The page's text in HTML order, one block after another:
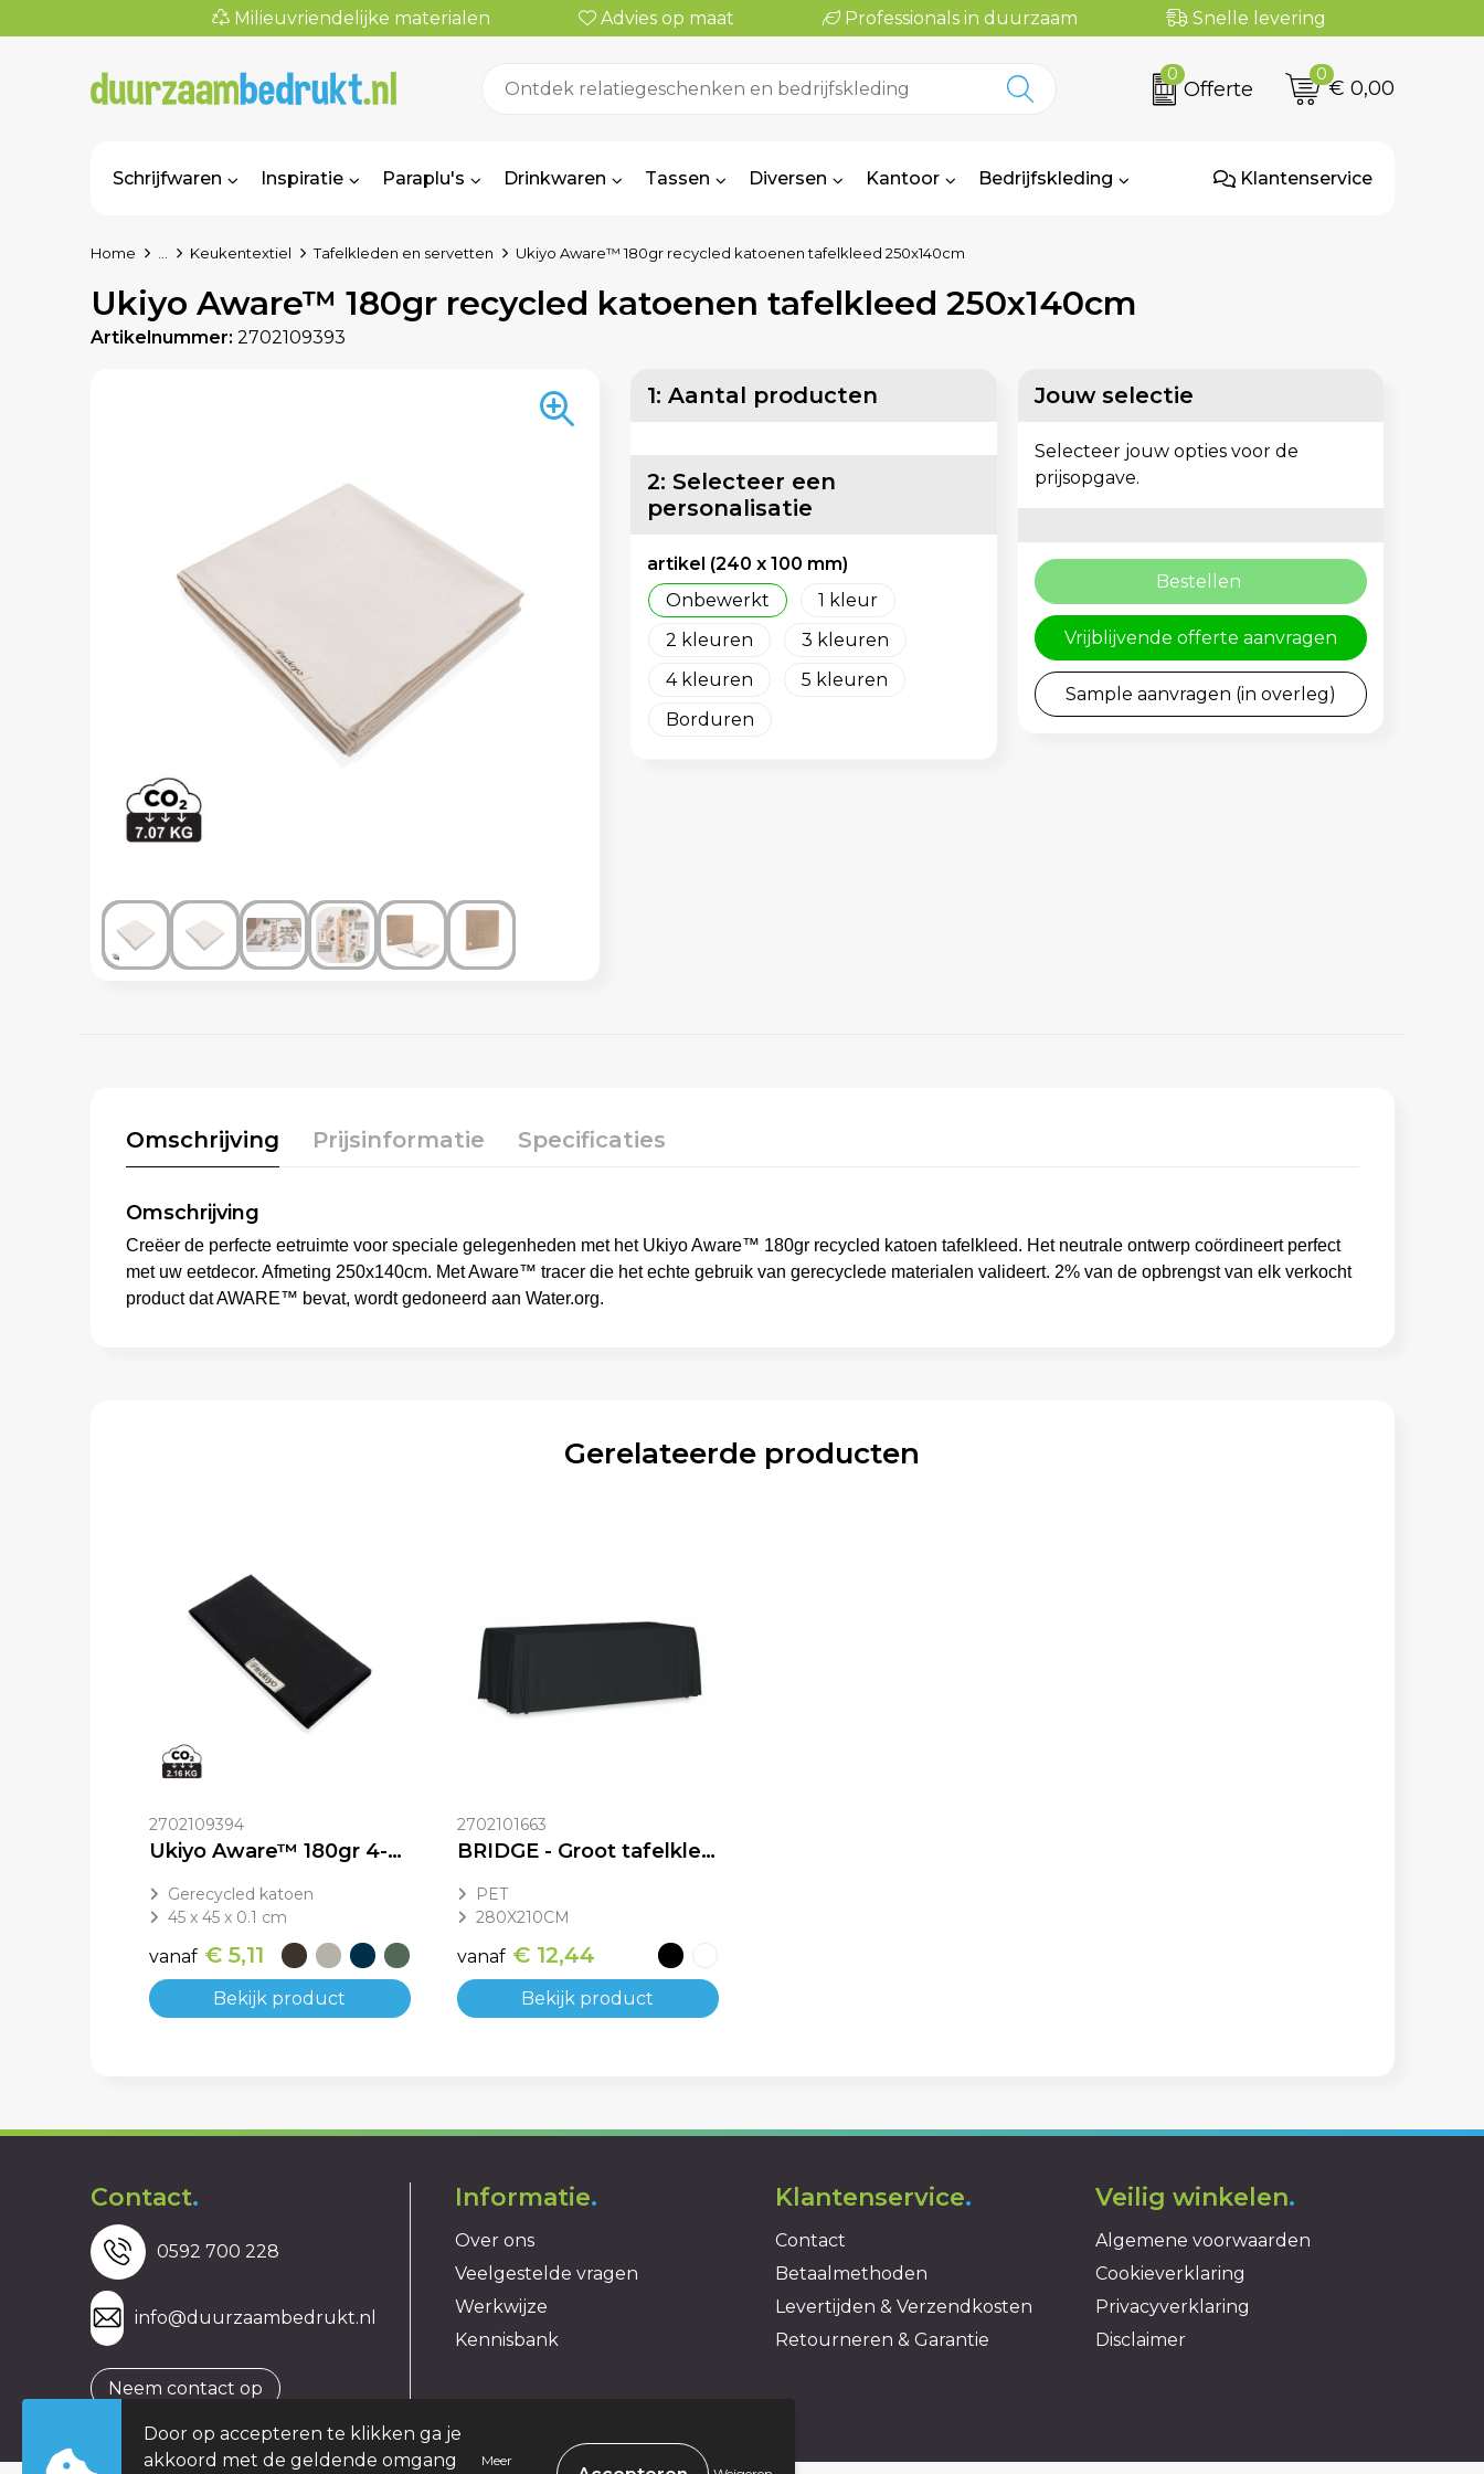
Milieuvriendelijke materialen Advies op maat Professionals in duurzaam Snelle levering
0
Offerte
0
€ 0,00
Schrijfwaren Inspiratie Paraplu's Drinkwaren Tassen Diversen Kantoor Bedrijfskleding Klantenservice
Home Keukentextiel Tafelkleden en servetten Ukiyo Aware™ 180gr recycled katoenen tafelkleed 250x140cm
Ukiyo Aware™ 180gr recycled katoenen tafelkleed 250x140cm
Artikelnummer: 2702109393
1: Aantal producten
2: Selecteer een
personalisatie
artikel (240 x 100 mm)
Onbewerkt
1
2
3
4
5
Borduren
Jouw selectie
Selecteer jouw opties voor de
prijsopgave.
Bestellen
Vrijblijvende offerte aanvragen
Sample aanvragen (in overleg)
Omschrijving Prijsinformatie Specificaties
Omschrijving
Creëer de perfecte eetruimte voor speciale gelegenheden met het Ukiyo Aware™ 180gr recycled katoen tafelkleed. Het neutrale ontwerp coördineert perfect
met uw eetdecor. Afmeting 250x140cm. Met Aware™ tracer die het echte gebruik van gerecyclede materialen valideert. 2% van de opbrengst van elk verkocht
product dat AWARE™ bevat, wordt gedoneerd aan Water.org.
Gerelateerde producten
2702109394
Ukiyo Aware™ 180gr 4-delige set recycled katoenen servetten
Gerecycled katoen
45 x 45 x 0.1 cm
vanaf € 5,11
Bekijk product
2702101663
BRIDGE - Groot tafelkleed 280x210 cm
PET
280X210CM
vanaf € 12,44
Bekijk product
Contact.
0592 700 228
info@duurzaambedrukt.nl
Neem contact op
Informatie.
Over ons
Veelgestelde vragen
Werkwijze
Kennisbank
Klantenservice.
Contact
Betaalmethoden
Levertijden & Verzendkosten
Retourneren & Garantie
Veilig winkelen.
Algemene voorwaarden
Cookieverklaring
Privacyverklaring
Disclaimer
Door op accepteren te klikken ga je
akkoord met de geldende omgang
Meer